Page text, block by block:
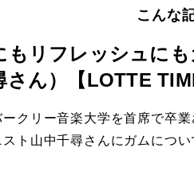
こんな
もリフレッシュに
さん）【LOTTE
クリー音楽大学を首席で卒業
スト山中千尋さんにガムについ